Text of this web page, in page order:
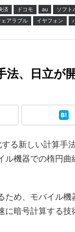
済 ドコモ au ソフト
ェアラブル イヤフォン
法、日立が
る新しい計算手
ル機器での楕円曲
め、モバイル機
に暗号計算する技